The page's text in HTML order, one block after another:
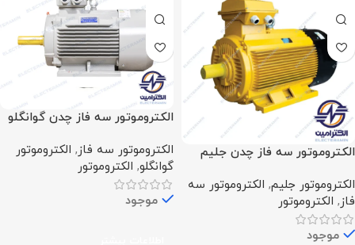
الکتروموتور سه فاز چدن جلیم
دور)
الکتروموتور جلیم, الکتروموتور سه
فاز, الکتروموتور
موجود
الکتروموتور سه فاز چدن گوانگلو
دور)
الکتروموتور سه فاز, الکتروموتور
گوانگلو, الکتروموتور
موجود